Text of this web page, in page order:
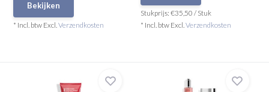
Bekijken
* Incl. btw Excl.Verzendkosten
Stukprijs: €35,50 / Stuk
* Incl. btw Excl.Verzendkosten